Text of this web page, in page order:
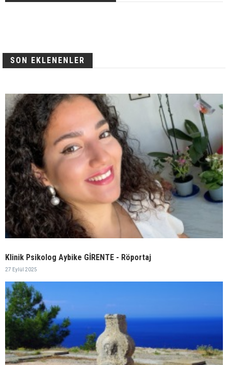
SON EKLENENLER
Klinik Psikolog Aybike GİRENTE - Röportaj
27 Eylül 2025